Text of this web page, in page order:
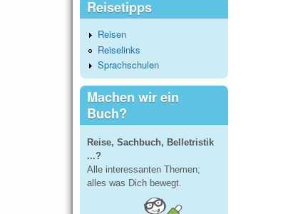
Reisetipps
Reisen
Reiselinks
Sprachschulen
Machen wir ein
Buch?
Reise, Sachbuch, Belletristik
...?
Alle interessanten Themen;
alles was Dich bewegt.